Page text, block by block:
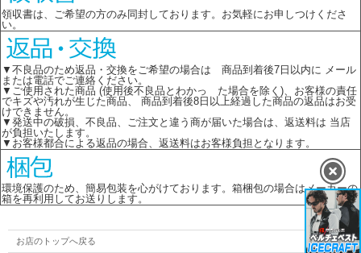
領収書は、ご希望の方のみ同封しております。お気軽にお申しつけくださ
い。
▼不良品のため返品・交換をご希望の場合は 商品到着後7日以内に メール
または電話でご連絡ください。
▼ご使用された商品 (使用後不良品とわかっ た場合を除く)、お客様の責任
でキズや汚れが生じた商品、 商品到着後8日以上経過した商品の返品はお受
けできません。
▼発送中の破損、不良品、ご注文と違う商が届いた場合は、返送料は 当店
が負担いたします。
▼お客様都合による返品の場合、返送料はお客様負担となります。
環境保護のため、簡易包装を心がけております。箱梱包の場合はメーカーの
箱を再利用してお送りします。
お店のトップへ戻る